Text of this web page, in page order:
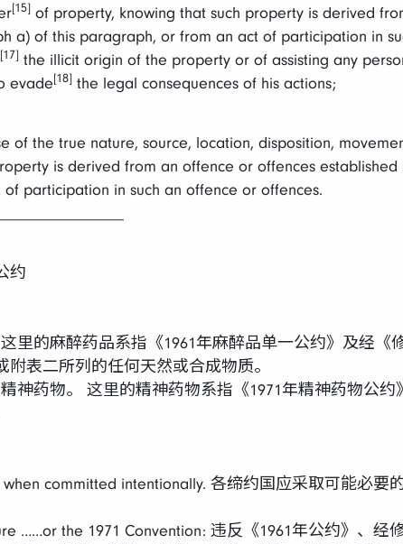
[15]of property, knowing that such property is derived
a) of this paragraph, or from an act of participation in
[17]the illicit origin of the property or of assisting any
evade[18]the legal consequences of his actions;
of the true nature, source, location, disposition,
is derived from an offence or offences
participation in such an offence or offences.
约
里的麻醉药品系指《1961年麻醉品单一公约》及经《
表二所列的任何天然或合成物质。
精神药物。 这里的精神药物系指《1971年精神药物公
committed intentionally. 各缔约国应采取可能必
……or the 1971 Convention: 违反《1961年公约》、经